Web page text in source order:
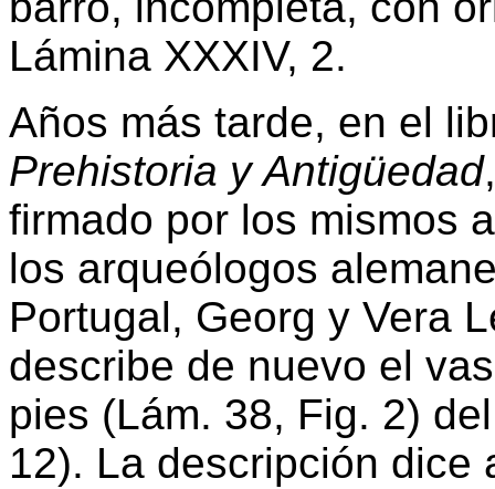
Lámina XXXIV, 2.
Años más tarde, en el
Prehistoria y Antigüedad
firmado por los mismos
los arqueólogos
Portugal, Georg y Vera
describe de nuevo el
pies (Lám. 38, Fig. 2)
12). La descripción dice